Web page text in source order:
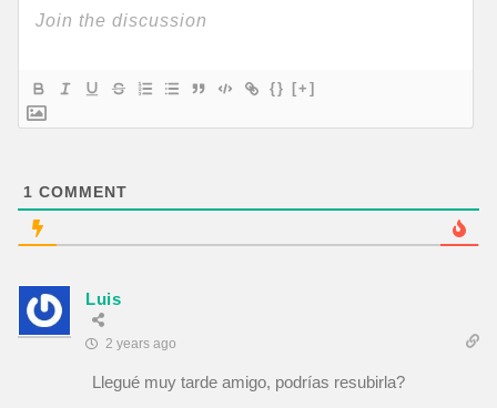
{} [+]
1 COMMENT
Luis
2 years ago
Llegué muy tarde amigo, podrías resubirla?